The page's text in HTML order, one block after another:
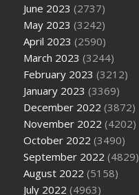
June 2023 (2737)
May 2023 (3242)
April 2023 (2590)
March 2023 (3244)
February 2023 (3212)
January 2023 (3369)
December 2022 (3872)
November 2022 (4202)
October 2022 (3490)
September 2022 (4829)
August 2022 (5158)
July 2022 (4963)